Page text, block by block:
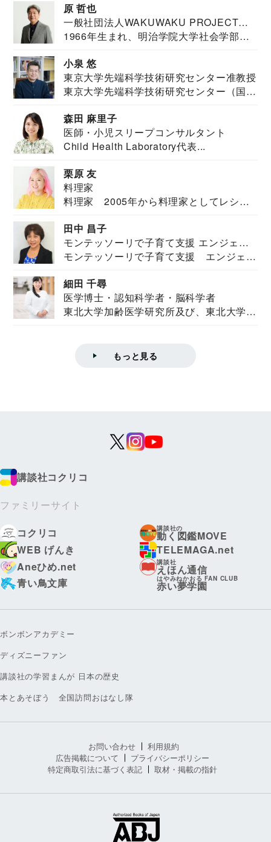
原 哲也
一般社団法人WAKUWAKU PROJECT
JAPAN代表・言語聴覚士・社会福祉士
1966年生まれ、明治学院大学社会学部福
小泉 悠
東京大学先端科学技術研究センター准教授
東京大学先端科学技術研究センター（国際
森田 麻里子
医師・小児スリープコンサルタント
Child Health Laboratory代表...
栗原 友
料理家
料理家 2005年から料理家としてレシピ
田中 昌子
モンテッソーリで子育て支援 エンジェル
ズハウス研究所所長
モンテッソーリで子育て支援 エンジェル
細田 千尋
医学博士・認知科学者・脳科学者
東北大学加齢医学研究所及び、東北大学大
もっと見る
講談社コクリコ
ファミリーサイト
コクリコ
講談社の
動く図鑑MOVE
WEB げんき
TELEMAGA.net
Aneひめ.net
講談社
えほん通信
青い鳥文庫
はやみねかおる FAN CLUB
赤い夢学園
ボンボンアカデミー
ディズニーファン
講談社の学習まんが 日本の歴史
本とあそぼう 全国訪問おはなし隊
お問い合わせ
利用規約
広告掲載について
プライバシーポリシー
特定商取引法に基づく表記
取材・掲載の指針